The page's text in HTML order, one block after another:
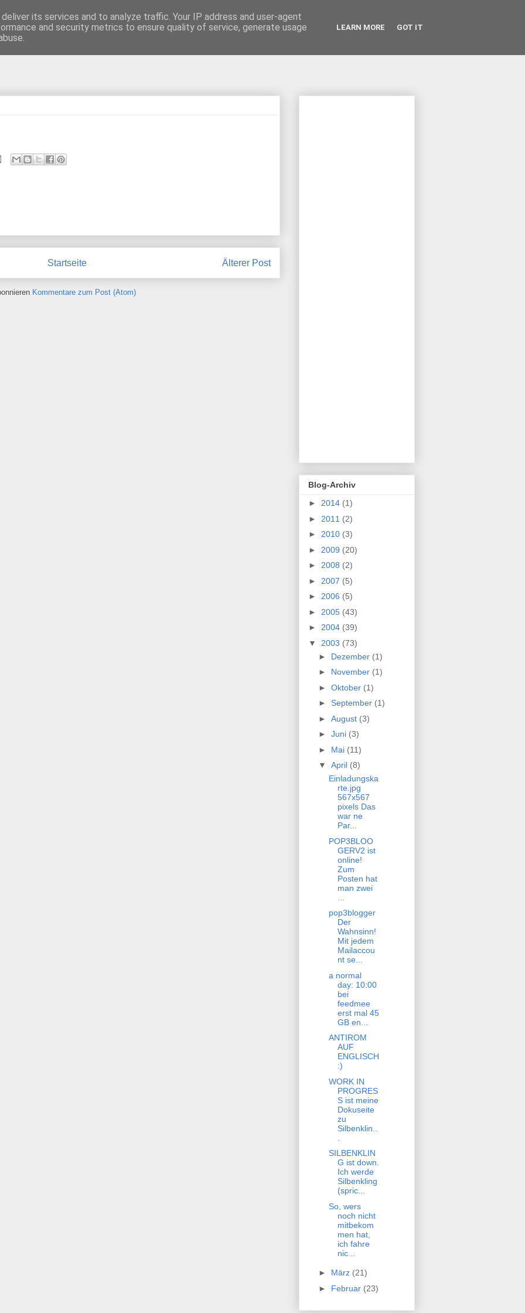
Älterer Post
Startseite
Kommentare zum Post (Atom)
Blog-Archiv
► 2014 (1)
► 2011 (2)
► 2010 (3)
► 2009 (20)
► 2008 (2)
► 2007 (5)
► 2006 (5)
► 2005 (43)
► 2004 (39)
▼ 2003 (73)
► Dezember (1)
► November (1)
► Oktober (1)
► September (1)
► August (3)
► Juni (3)
► Mai (11)
▼ April (8)
Einladungska
rte.jpg
567x567
pixels Das
war ne
Par...
POP3BLOO
GERV2 ist
online!
Zum
Posten hat
man zwei
pop3blogger
Der
Wahnsinn!
Mit jedem
Mailaccou
nt se...
a normal
day: 10:00
bei
feedmee
erst mal 45
GB en...
ANTIROM
AUF
ENGLISCH
:)
WORK IN
PROGRES
S ist meine
Dokuseite
zu
Silbenklin..
SILBENKLIN
G ist down.
Ich werde
Silbenkling
(spric...
So, wers
noch nicht
mitbekom
men hat,
ich fahre
nic...
► März (21)
► Februar (23)
its services and to analyze traffic. Your IP address and user-agent
and security metrics to ensure quality of service, generate usage
LEARN MORE GOT IT